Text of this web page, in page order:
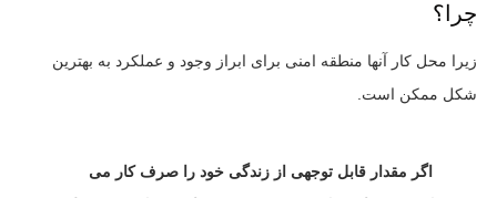
چرا؟
زیرا محل کار آنها منطقه امنی برای ابراز وجود و عملکرد به بهترین
شکل ممکن است.
اگر مقدار قابل توجهی از زندگی خود را صرف کار می